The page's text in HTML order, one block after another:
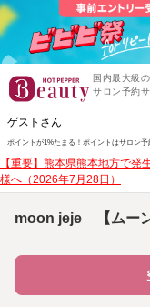
国内最大級の
サロン予約
ゲストさん
ポイントが1%たまる！ ポイントはサロン予
【重要】熊本県熊本地方で
様へ（2026年7月28日）
moon jeje 【ムーン